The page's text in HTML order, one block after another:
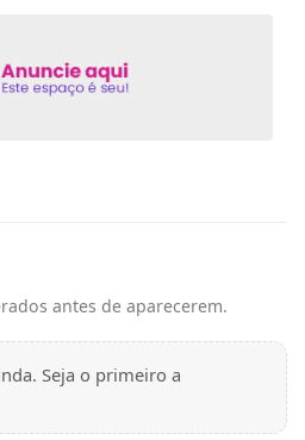
antes de aparecerem.
Seja o primeiro a